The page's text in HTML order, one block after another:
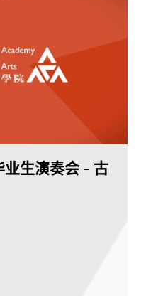
业生演奏会 - 古